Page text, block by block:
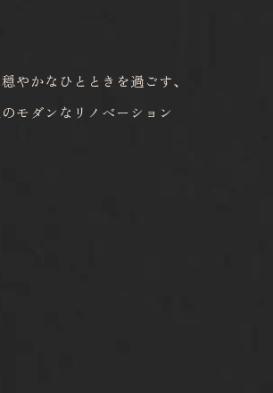
やかなひとときを過ごす、
モダンなリノベーション